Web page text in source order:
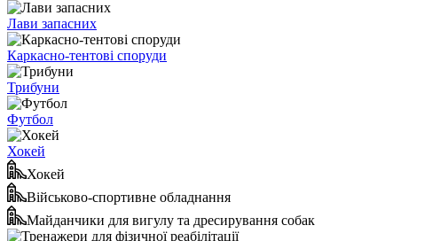
Лави запасних
Каркасно-тентові споруди
Трибуни
Футбол
Хокей
Хокей
Військово-спортивне обладнання
Майданчики для вигулу та дресирування собак